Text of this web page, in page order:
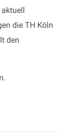
die TH Köln
den